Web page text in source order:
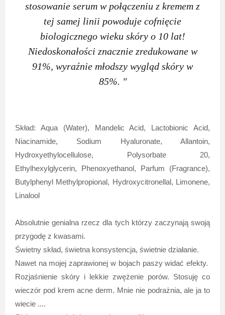
stosowanie serum w połączeniu z kremem z
tej samej linii powoduje cofnięcie
biologicznego wieku skóry o 10 lat!
Niedoskonałości znacznie zredukowane w
91%, wyraźnie młodszy wygląd skóry w
85%. "
Skład: Aqua (Water), Mandelic Acid, Lactobionic Acid,
Niacinamide, Sodium Hyaluronate, Allantoin,
Hydroxyethylocellulose, Polysorbate 20,
Ethylhexylglycerin, Phenoxyethanol, Parfum (Fragrance),
Butylphenyl Methylpropional, Hydroxycitronellal, Limonene,
Linalool
Absolutnie genialna rzecz dla tych którzy zaczynają swoją
przygodę z kwasami.
Świetny skład, świetna konsystencja, świetnie działanie.
Nawet na mojej zaprawionej w bojach paszy widać efekty.
Rozjaśnienie skóry i lekkie zwężenie porów. Stosuję co
wieczór pod krem acne derm. Mnie nie podrażnia, ale ja to
wiecie ....